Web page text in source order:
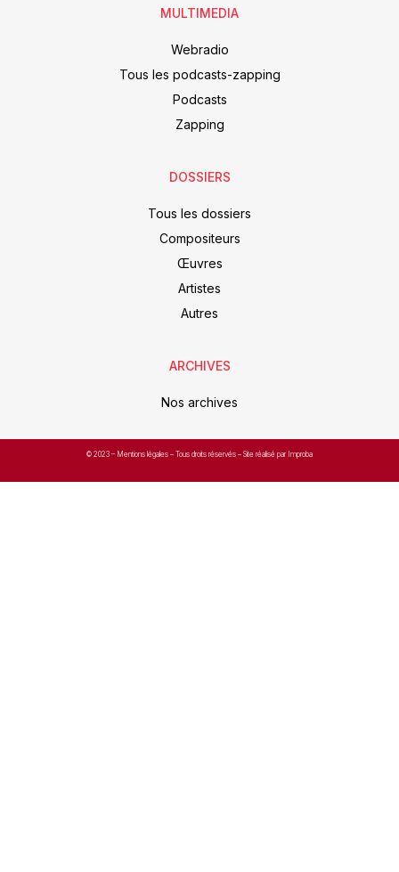
MULTIMEDIA
Webradio
Tous les podcasts-zapping
Podcasts
Zapping
DOSSIERS
Tous les dossiers
Compositeurs
Œuvres
Artistes
Autres
ARCHIVES
Nos archives
© 2023 – Mentions légales – Tous droits réservés – Site réalisé par Improba